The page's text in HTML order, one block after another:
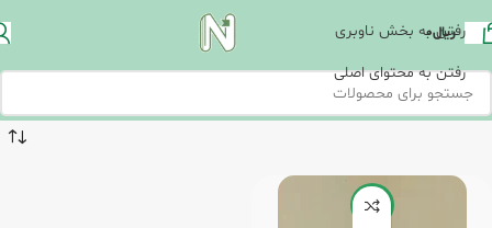
رفتن به بخش ناوبری
رفتن به محتوای اصلی
ریال0
-8%